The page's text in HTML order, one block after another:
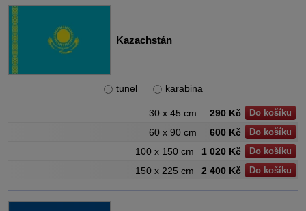
Kazachstán
tunel karabina
30 x 45 cm 290 Kč Do košíku
60 x 90 cm 600 Kč Do košíku
100 x 150 cm 1 020 Kč Do košíku
150 x 225 cm 2 400 Kč Do košíku